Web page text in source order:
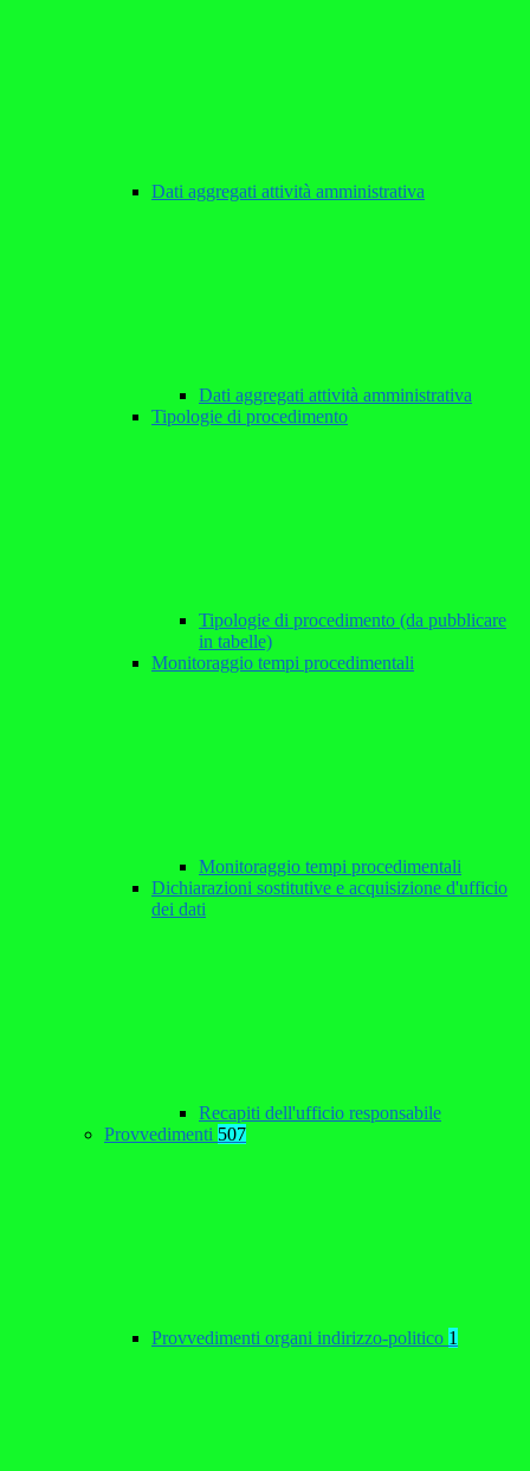
Dati aggregati attività amministrativa
Dati aggregati attività amministrativa
Tipologie di procedimento
Tipologie di procedimento (da pubblicare
in tabelle)
Monitoraggio tempi procedimentali
Monitoraggio tempi procedimentali
Dichiarazioni sostitutive e acquisizione d'ufficio
dei dati
Recapiti dell'ufficio responsabile
Provvedimenti 507
Provvedimenti organi indirizzo-politico 1